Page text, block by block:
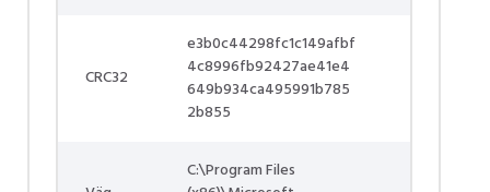
CRC32
e3b0c44298fc1c149afbf
4c8996fb92427ae41e4
649b934ca495991b785
2b855
C:\Program Files